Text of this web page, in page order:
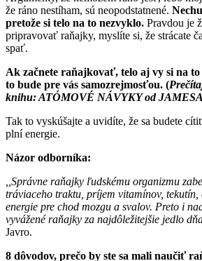
že ráno nestíham, sú neopodstatnené.
pretože si telo na to nezvyklo. Pravdou je
pripravovať raňajky, myslíte si, že strácate
spať.
Ak začnete raňajkovať, telo aj vy si na to
to bude pre vás samozrejmosťou. (
knihu: ATÓMOVÉ NÁVYKY od
Tak to vyskúšajte a uvidíte, že sa budete
plní energie.
Názor odborníka:
,,Správne raňajky ľudskému organizmu
tráviaceho traktu, príjem vitamínov,
energie pre chod mozgu a svalov. Preto i
vyvážené raňajky za najdôležitejšie jedlo
Javro.
8 dôvodov, prečo by ste sa mali naučiť